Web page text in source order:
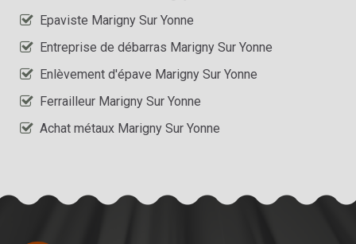
Epaviste Marigny Sur Yonne
Entreprise de débarras Marigny Sur Yonne
Enlèvement d'épave Marigny Sur Yonne
Ferrailleur Marigny Sur Yonne
Achat métaux Marigny Sur Yonne